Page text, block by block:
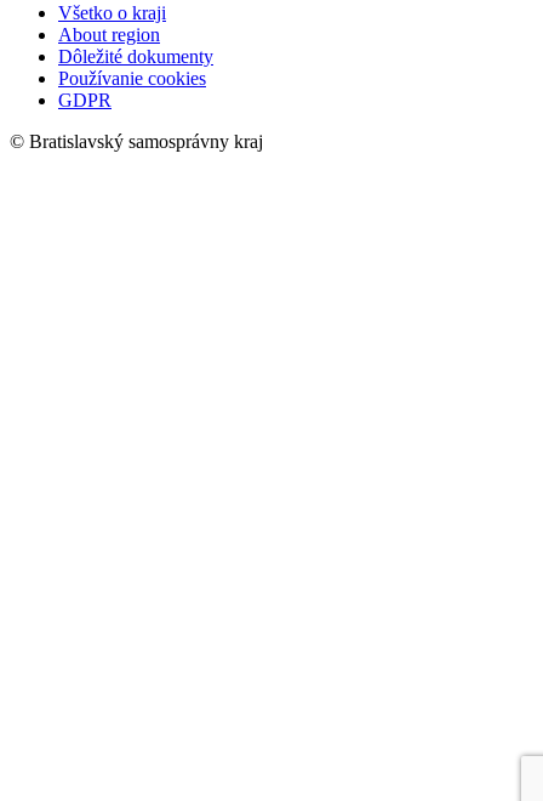
Všetko o kraji
About region
Dôležité dokumenty
Používanie cookies
GDPR
© Bratislavský samosprávny kraj